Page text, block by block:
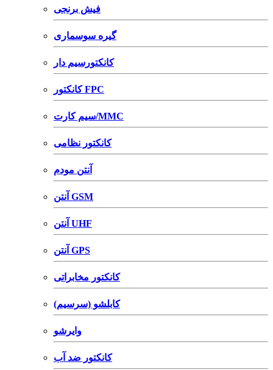
فیش برنجی
گیره سوسماری
کانکتورسیم دار
کانکتور FPC
سیم کارت/MMC
کانکتور نظامی
آنتن مودم
آنتن GSM
آنتن UHF
آنتن GPS
کانکتور مخابراتی
کابلشو (سرسیم)
وایرشو
کانکتور ضد آب